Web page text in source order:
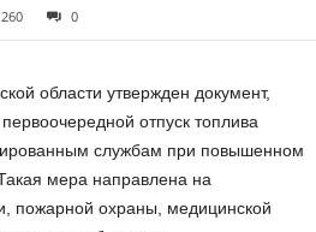
260 0
области утвержден документ,
отпуск топлива
службам при повышенном
мера направлена на
пожарной охраны, медицинской